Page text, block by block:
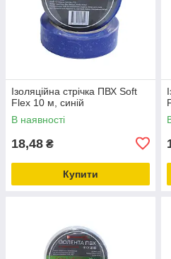
Ізоляційна стрічка ПВХ Soft
Flex 10 м, синій
В наявності
18,48 ₴
Купити